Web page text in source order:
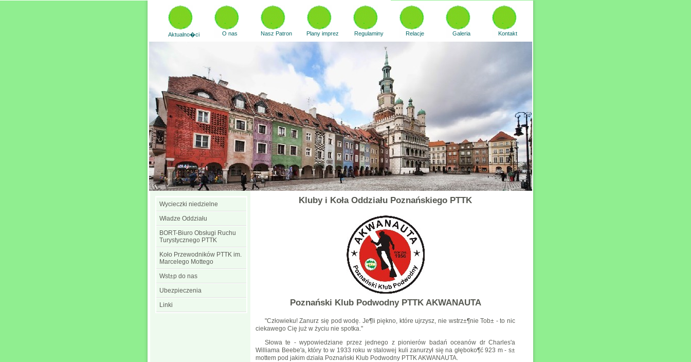
Aktualno�ci O nas Nasz Patron Plany imprez Regulaminy Relacje Galeria Kontakt
Wycieczki niedzielne
Władze Oddziału
BORT-Biuro Obsługi Ruchu
Turystycznego PTTK
Koło Przewodników PTTK im.
Marcelego Mottego
Wst±p do nas
Ubezpieczenia
Linki
Kluby i Koła Oddziału Poznańskiego PTTK
Poznański Klub Podwodny PTTK AKWANAUTA
"Człowieku! Zanurz się pod wodę. Je¶li piękno, które ujrzysz, nie wstrz±¶nie Tob± - to nic
ciekawego Cię już w życiu nie spotka."
Słowa te - wypowiedziane przez jednego z pionierów badań oceanów dr Charles'a
Williama Beebe'a, który to w 1933 roku w stalowej kuli zanurzył się na głęboko¶ć 923 m - s±
mottem pod jakim działa Poznański Klub Podwodny PTTK AKWANAUTA.